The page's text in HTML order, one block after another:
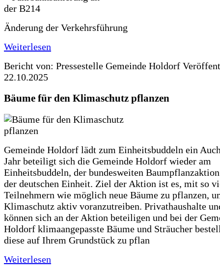
Änderung der Verkehrsführung
Weiterlesen
Bericht von: Pressestelle Gemeinde Holdorf
22.10.2025
Bäume für den Klimaschutz pflanzen
Gemeinde Holdorf lädt zum Einheitsbuddeln ein
Jahr beteiligt sich die Gemeinde Holdorf wieder am
Einheitsbuddeln, der bundesweiten
der deutschen Einheit. Ziel der Aktion ist es, mit so
Teilnehmern wie möglich neue Bäume zu pflanzen,
Klimaschutz aktiv voranzutreiben. Privathaushalte
können sich an der Aktion beteiligen und bei der
Holdorf klimaangepasste Bäume und Sträucher
diese auf Ihrem Grundstück zu pflan
Weiterlesen